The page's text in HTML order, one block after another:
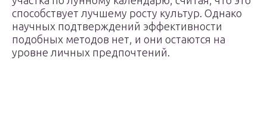
способствует лучшему росту культур. Однако
научных подтверждений эффективности
подобных методов нет, и они остаются на
уровне личных предпочтений.